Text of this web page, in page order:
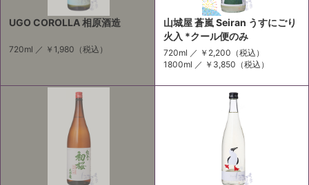
UGO COROLLA 相原酒造
720ml ／ ￥1,980 （税込）
山城屋 蒼嵐 Seiran うすにごり
火入 *クール便のみ
720ml ／ ￥2,200 （税込）
1800ml ／ ￥3,850 （税込）